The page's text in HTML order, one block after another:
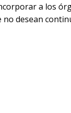
a los
desean